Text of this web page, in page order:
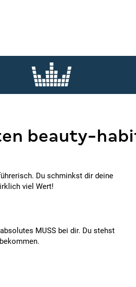
beauty-
Du schminkst dir deine
viel Wert!
MUSS bei dir. Du stehst